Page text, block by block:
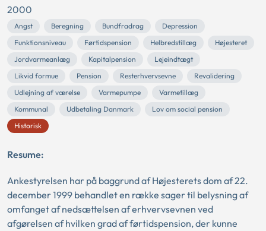
2000
Angst Beregning Bundfradrag
Depression
Funktionsniveau
Førtidspension Helbredstillæg
Højesteret
Jordvarmeanlæg
Kapitalpension
Lejeindtægt
Likvid formue
Pension Resterhvervsevne
Revalidering
Udlejning af værelse
Varmepumpe
Varmetillæg
Kommunal
Udbetaling Danmark
Lov om social pension
Historisk
Resume:
Ankestyrelsen har på baggrund af Højesterets dom af 22.
december 1999 behandlet en række sager til belysning af
omfanget af nedsættelsen af erhvervsevnen ved
afgørelsen af hvilken grad af førtidspension, der kunne